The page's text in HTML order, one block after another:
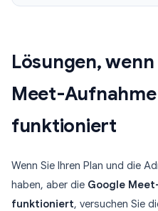
Lösungen,
Meet-
funktioniert
Wenn Sie Ihren Plan und die
haben, aber die Google
funktioniert, versuchen Sie